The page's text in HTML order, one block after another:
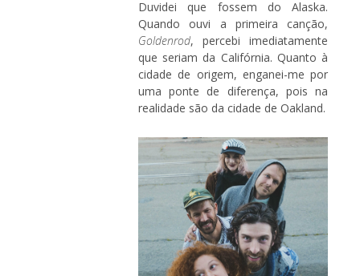
Duvidei que fossem do Alaska.
Quando ouvi a primeira canção,
Goldenrod, percebi imediatamente
que seriam da Califórnia. Quanto à
cidade de origem, enganei-me por
uma ponte de diferença, pois na
realidade são da cidade de Oakland.